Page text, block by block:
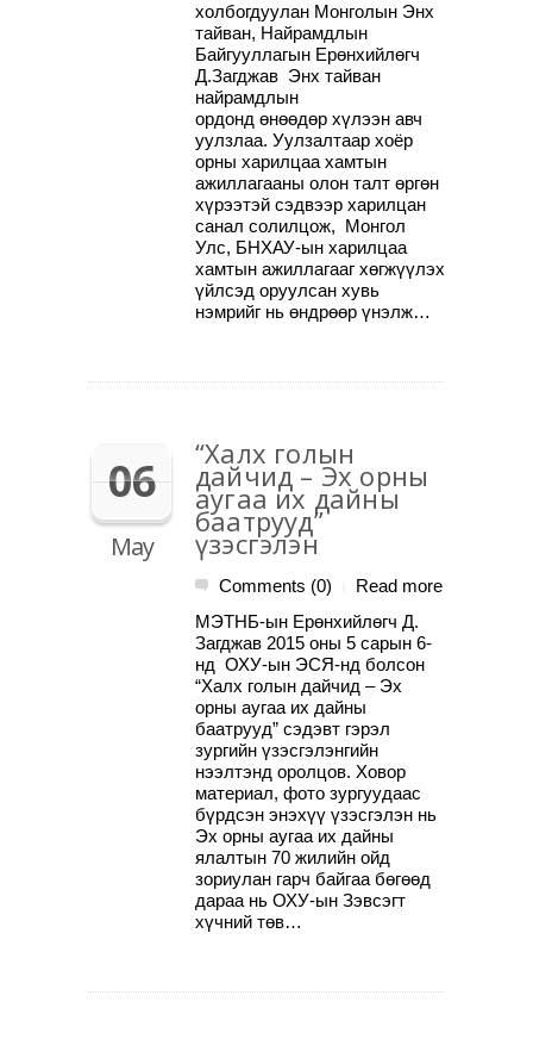
холбогдуулан Монголын Энх
тайван, Найрамдлын
Байгууллагын Ерөнхийлөгч
Д.Загджав Энх тайван
найрамдлын
ордонд өнөөдөр хүлээн авч
уулзлаа. Уулзалтаар хоёр
орны харилцаа хамтын
ажиллагааны олон талт өргөн
хүрээтэй сэдвээр харилцан
санал солилцож, Монгол
Улс, БНХАУ-ын харилцаа
хамтын ажиллагааг хөгжүүлэх
үйлсэд оруулсан хувь
нэмрийг нь өндрөөр үнэлж…
06
May
“Халх голын
дайчид – Эх орны
аугаа их дайны
баатрууд”
үзэсгэлэн
Comments (0)
Read more
МЭТНБ-ын Ерөнхийлөгч Д.
Загджав 2015 оны 5 сарын 6-
нд ОХУ-ын ЭСЯ-нд болсон
“Халх голын дайчид – Эх
орны аугаа их дайны
баатрууд” сэдэвт гэрэл
зургийн үзэсгэлэнгийн
нээлтэнд оролцов. Ховор
материал, фото зургуудаас
бүрдсэн энэхүү үзэсгэлэн нь
Эх орны аугаа их дайны
ялалтын 70 жилийн ойд
зориулан гарч байгаа бөгөөд
дараа нь ОХУ-ын Зэвсэгт
хүчний төв…